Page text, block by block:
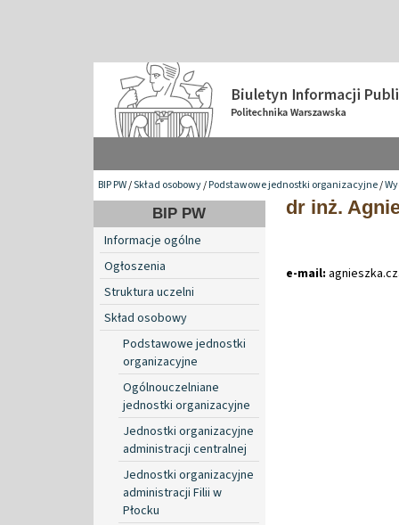
BIP PW/Skład osobowy/Podstawowe jednostki organizacyjne/
BIP PW
Informacje ogólne
Ogłoszenia
Struktura uczelni
Skład osobowy
Podstawowe jednostki
organizacyjne
Ogólnouczelniane
jednostki organizacyjne
Jednostki organizacyjne
administracji centralnej
Jednostki organizacyjne
administracji Filii w
Płocku
dr inż.
e-mail: agnieszka.